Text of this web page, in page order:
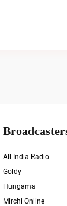
All India Radio
Goldy
Hungama
Mirchi Online